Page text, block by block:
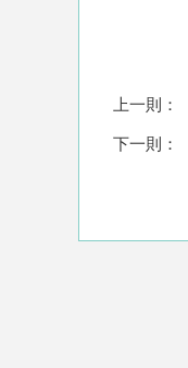
上一則：
下一則：